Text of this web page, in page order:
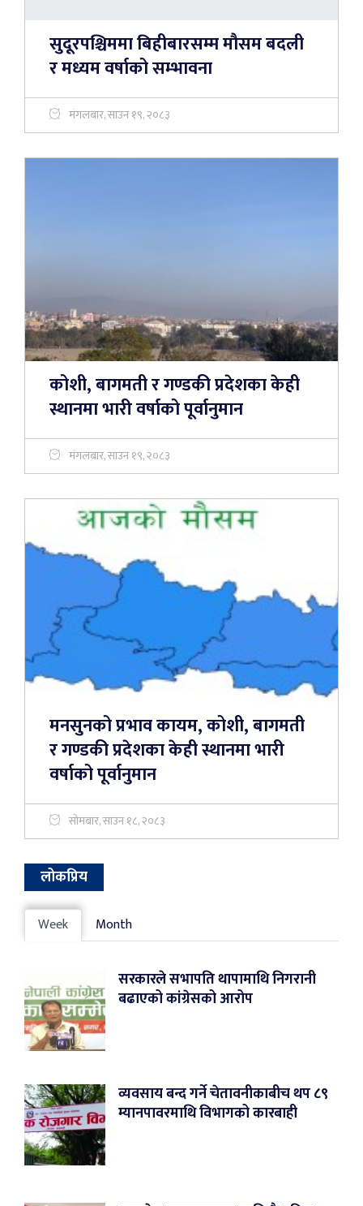
सुदूरपश्चिममा बिहीबारसम्म मौसम बदली
र मध्यम वर्षाको सम्भावना
मंगलबार, साउन १९, २०८३
कोशी, बागमती र गण्डकी प्रदेशका केही
स्थानमा भारी वर्षाको पूर्वानुमान
मंगलबार, साउन १९, २०८३
मनसुनको प्रभाव कायम, कोशी, बागमती
र गण्डकी प्रदेशका केही स्थानमा भारी
वर्षाको पूर्वानुमान
सोमबार, साउन १८, २०८३
लोकप्रिय
Week Month
सरकारले सभापति थापामाथि निगरानी
बढाएको कांग्रेसको आरोप
व्यवसाय बन्द गर्ने चेतावनीकाबीच थप ८९
म्यानपावरमाथि विभागको कारबाही